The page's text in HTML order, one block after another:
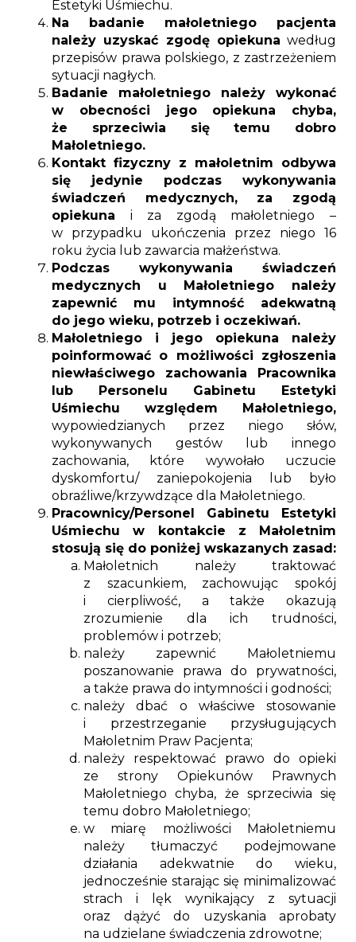
Estetyki Uśmiechu.
Na badanie małoletniego pacjenta
należy uzyskać zgodę opiekuna według
przepisów prawa polskiego, z zastrzeżeniem
sytuacji nagłych.
Badanie małoletniego należy wykonać
w obecności jego opiekuna chyba,
że sprzeciwia się temu dobro
Małoletniego.
Kontakt fizyczny z małoletnim odbywa
się jedynie podczas wykonywania
świadczeń medycznych, za zgodą
opiekuna i za zgodą małoletniego –
w przypadku ukończenia przez niego 16
roku życia lub zawarcia małżeństwa.
Podczas wykonywania świadczeń
medycznych u Małoletniego należy
zapewnić mu intymność adekwatną
do jego wieku, potrzeb i oczekiwań.
Małoletniego i jego opiekuna należy
poinformować o możliwości zgłoszenia
niewłaściwego zachowania Pracownika
lub Personelu Gabinetu Estetyki
Uśmiechu względem Małoletniego,
wypowiedzianych przez niego słów,
wykonywanych gestów lub innego
zachowania, które wywołało uczucie
dyskomfortu/ zaniepokojenia lub było
obraźliwe/krzywdzące dla Małoletniego.
Pracownicy/Personel Gabinetu Estetyki
Uśmiechu w kontakcie z Małoletnim
stosują się do poniżej wskazanych zasad:
Małoletnich należy traktować
z szacunkiem, zachowując spokój
i cierpliwość, a także okazują
zrozumienie dla ich trudności,
problemów i potrzeb;
należy zapewnić Małoletniemu
poszanowanie prawa do prywatności,
a także prawa do intymności i godności;
należy dbać o właściwe stosowanie
i przestrzeganie przysługujących
Małoletnim Praw Pacjenta;
należy respektować prawo do opieki
ze strony Opiekunów Prawnych
Małoletniego chyba, że sprzeciwia się
temu dobro Małoletniego;
w miarę możliwości Małoletniemu
należy tłumaczyć podejmowane
działania adekwatnie do wieku,
jednocześnie starając się minimalizować
strach i lęk wynikający z sytuacji
oraz dążyć do uzyskania aprobaty
na udzielane świadczenia zdrowotne;